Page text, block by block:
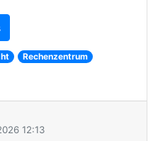
Rechenzentrum
12:13